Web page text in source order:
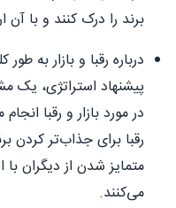
برند را درک کنند و با آن
درباره رقبا و بازار به
پیشنهاد استراتژی، یک
در مورد بازار و رقبا
رقبا برای جذاب‌تر کردن
متمایز شدن از دیگران
می‌کنند.